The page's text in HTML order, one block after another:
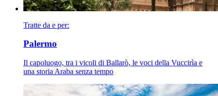
Tratte da e per:
Palermo
Il capoluogo, tra i vicoli di Ballarò, le voci della Vuccirìa e
una storia Araba senza tempo